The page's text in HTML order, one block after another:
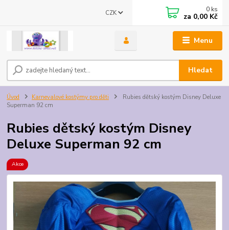
Menu
CZK
Hledat
0 ks
za 0,00 Kč
Úvod Karnevalové kostýmy pro děti
Rubies dětský kostým Disney Deluxe
Superman 92 cm
Rubies dětský kostým Disney
Deluxe Superman 92 cm
Akce